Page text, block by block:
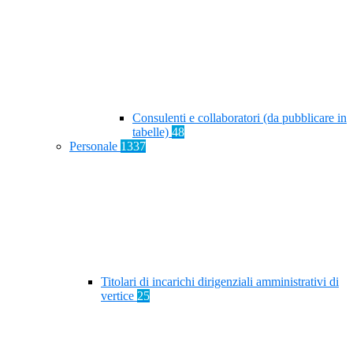
Consulenti e collaboratori (da pubblicare in
tabelle) 48
Personale 1337
Titolari di incarichi dirigenziali amministrativi di
vertice 25